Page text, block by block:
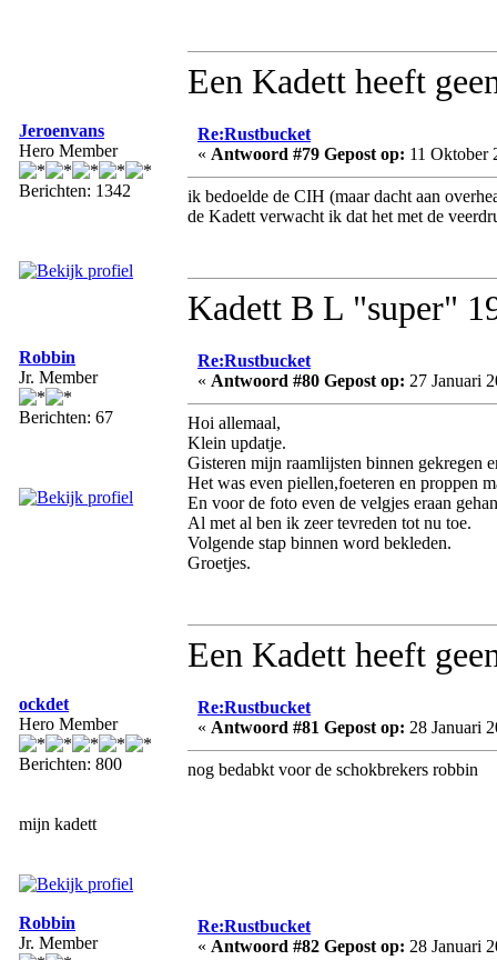
Een Kadett heeft
Jeroenvans
Hero Member
Berichten: 1342
Re:Rustbucket
« Antwoord #79 Gepost op: 11 Oktober
ik bedoelde de CIH (maar dacht aan
de Kadett verwacht ik dat het met de
Kadett B L "super"
Robbin
Jr. Member
Berichten: 67
Re:Rustbucket
« Antwoord #80 Gepost op: 27 Januari
Hoi allemaal,
Klein updatje.
Gisteren mijn raamlijsten binnen gekregen
Het was even piellen,foeteren en proppen
En voor de foto even de velgjes eraan
Al met al ben ik zeer tevreden tot nu toe.
Volgende stap binnen word bekleden.
Groetjes.
Een Kadett heeft
ockdet
Hero Member
Berichten: 800
mijn kadett
Re:Rustbucket
« Antwoord #81 Gepost op: 28 Januari
nog bedabkt voor de schokbrekers robbin
Robbin
Jr. Member
Re:Rustbucket
« Antwoord #82 Gepost op: 28 Januari